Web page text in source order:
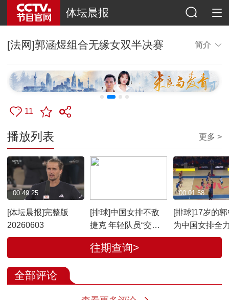
体坛晨报
[法网]郭涵煜组合无缘女双半决赛 简介
11
播放列表 更多 >
[体坛晨报]完整版
20260603
00:49:25
[排球]中国女排不敌
捷克 年轻队员“交学
费”
[排球]17岁的
为中国女排全
00:01:58
往期查询>
全部评论